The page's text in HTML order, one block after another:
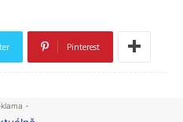
Pinterest
-